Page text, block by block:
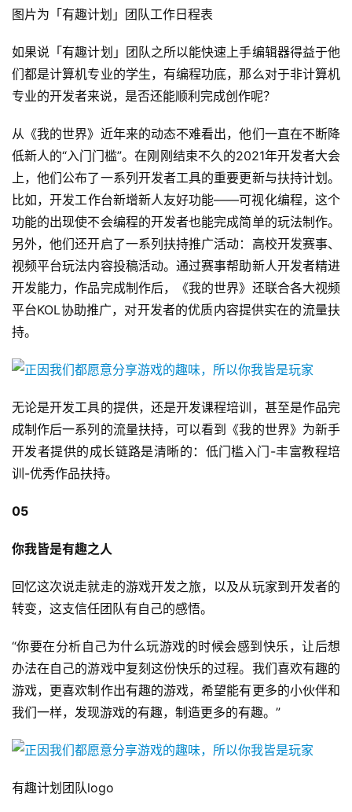
(
国
)
图片为「有趣计划」团队工作日程表
如果说「有趣计划」团队之所以能快速上手编辑器得益于他
们都是计算机专业的学生，有编程功底，那么对于非计算机
专业的开发者来说，是否还能顺利完成创作呢？
从《我的世界》近年来的动态不难看出，他们一直在不断降
低新人的“入门门槛”。在刚刚结束不久的2021年开发者大会
上，他们公布了一系列开发者工具的重要更新与扶持计划。
比如，开发工作台新增新人友好功能——可视化编程，这个
功能的出现使不会编程的开发者也能完成简单的玩法制作。
另外，他们还开启了一系列扶持推广活动：高校开发赛事、
视频平台玩法内容投稿活动。通过赛事帮助新人开发者精进
开发能力，作品完成制作后，《我的世界》还联合各大视频
平台KOL协助推广，对开发者的优质内容提供实在的流量扶
持。
无论是开发工具的提供，还是开发课程培训，甚至是作品完
成制作后一系列的流量扶持，可以看到《我的世界》为新手
开发者提供的成长链路是清晰的：低门槛入门-丰富教程培
训-优秀作品扶持。
05
你我皆是有趣之人
回忆这次说走就走的游戏开发之旅，以及从玩家到开发者的
转变，这支信任团队有自己的感悟。
“你要在分析自己为什么玩游戏的时候会感到快乐，让后想
办法在自己的游戏中复刻这份快乐的过程。我们喜欢有趣的
游戏，更喜欢制作出有趣的游戏，希望能有更多的小伙伴和
我们一样，发现游戏的有趣，制造更多的有趣。”
有趣计划团队logo